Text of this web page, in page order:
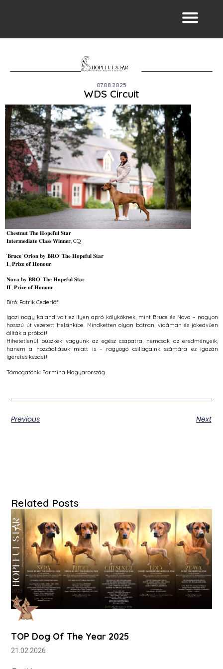
07.08.2025
WDS Circuit
𝐂𝐡𝐞𝐬𝐭𝐧𝐮𝐭 𝐓𝐡𝐞 𝐇𝐨𝐩𝐞𝐟𝐮𝐥 𝐒𝐭𝐚𝐫
𝐈𝐧𝐭𝐞𝐫𝐦𝐞𝐝𝐢𝐚𝐭𝐞 𝐂𝐥𝐚𝐬𝐬 𝐖𝐢𝐧𝐧𝐞𝐫, CQ
‘𝐁𝐫𝐮𝐜𝐞’ 𝐎𝐫𝐢𝐨𝐧 𝐛𝐲 𝐁𝐑𝐎’ 𝐓𝐡𝐞 𝐇𝐨𝐩𝐞𝐟𝐮𝐥 𝐒𝐭𝐚𝐫
𝐈., 𝐏𝐫𝐢𝐳𝐞 𝐨𝐟 𝐇𝐨𝐧𝐨𝐮𝐫
𝐍𝐨𝐯𝐚 𝐛𝐲 𝐁𝐑𝐎’ 𝐓𝐡𝐞 𝐇𝐨𝐩𝐞𝐟𝐮𝐥 𝐒𝐭𝐚𝐫
𝐈𝐈., 𝐏𝐫𝐢𝐳𝐞 𝐨𝐟 𝐇𝐨𝐧𝐨𝐮𝐫
Bíró: Patrik Cederlöf
Igazi nagy kaland volt ez ilyen apró kölyköknek, mint Bruce és Nova – nagyon
hosszú út vezetett Helsinkibe. Mindketten olyan bátran, vidáman és jókedvűen
állták a próbát!
Hihetetlenül büszkék vagyunk az egész csapatra, nemcsak az eredményeik,
hanem a hozzáállásuk miatt is – ragyogó csillagaink számára ez igazán
ígéretes kezdet!
Támogatónk: Farmina Magyarország
Previous Next
Related Posts
TOP Dog Of The Year 2025
21.02.2026